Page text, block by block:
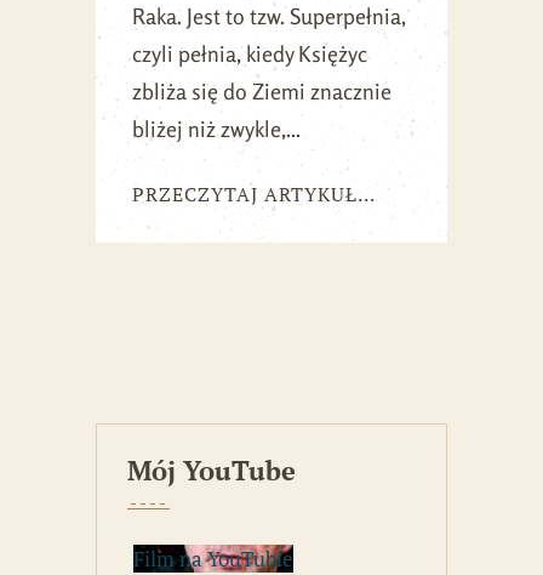
Raka. Jest to tzw. Superpełnia,
czyli pełnia, kiedy Księżyc
zbliża się do Ziemi znacznie
bliżej niż zwykle,...
PRZECZYTAJ ARTYKUŁ...
Mój YouTube
Film na YouTubie